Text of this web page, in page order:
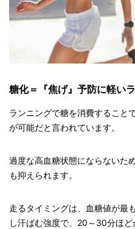
糖化＝『焦げ』予防に軽い
ランニングで糖を消費すること
が可能だと言われています。
過度な高血糖状態にならないた
も抑えられます。
走るタイミングは、血糖値が最
し汗ばむ強度で、20～30分ほ